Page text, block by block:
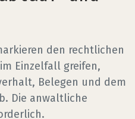
den rechtlichen
Einzelfall greifen,
Belegen und dem
Die anwaltliche